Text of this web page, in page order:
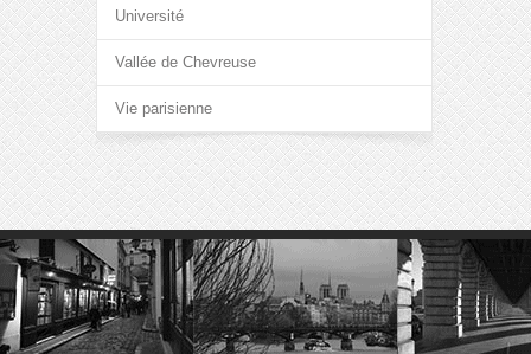
Université
Vallée de Chevreuse
Vie parisienne